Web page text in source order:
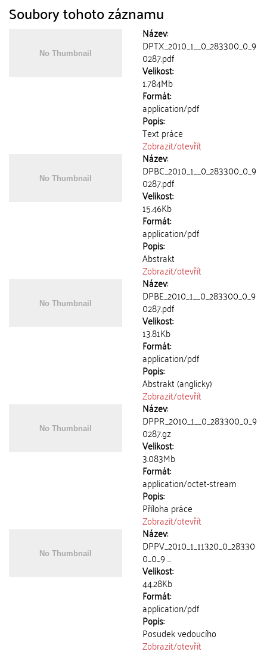
Soubory tohoto záznamu
Název:
DPTX_2010_1__0_283300_0_9
0287.pdf
Velikost:
1.784Mb
Formát:
application/pdf
Popis:
Text práce
Zobrazit/otevřít
Název:
DPBC_2010_1__0_283300_0_9
0287.pdf
Velikost:
15.46Kb
Formát:
application/pdf
Popis:
Abstrakt
Zobrazit/otevřít
Název:
DPBE_2010_1__0_283300_0_9
0287.pdf
Velikost:
13.81Kb
Formát:
application/pdf
Popis:
Abstrakt (anglicky)
Zobrazit/otevřít
Název:
DPPR_2010_1__0_283300_0_9
0287.gz
Velikost:
3.083Mb
Formát:
application/octet-stream
Popis:
Příloha práce
Zobrazit/otevřít
Název:
DPPV_2010_1_11320_0_28330
0_0_9 ...
Velikost:
44.28Kb
Formát:
application/pdf
Popis:
Posudek vedoucího
Zobrazit/otevřít